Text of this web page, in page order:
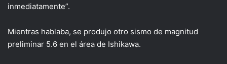
inmediatamente”.
Mientras hablaba, se produjo otro sismo de magnitud
preliminar 5.6 en el área de Ishikawa.